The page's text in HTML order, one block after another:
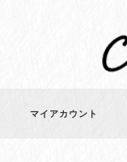
マイアカウント